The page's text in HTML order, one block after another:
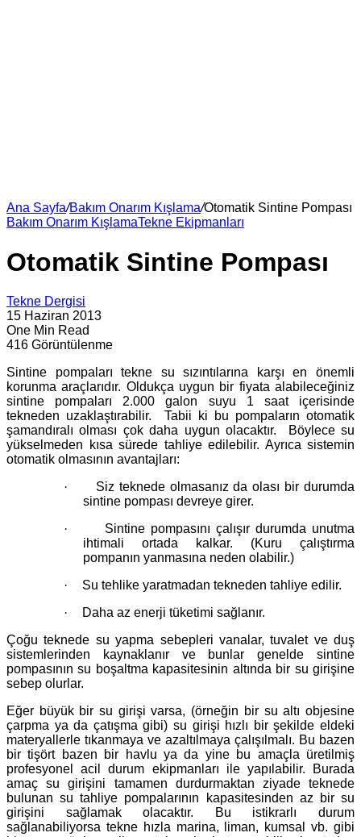
Ana Sayfa/Bakım Onarım Kışlama/Otomatik Sintine Pompası
Bakım Onarım KışlamaTekne Ekipmanları
Otomatik Sintine Pompası
Tekne Dergisi
15 Haziran 2013
One Min Read
416 Görüntülenme
Sintine pompaları tekne su sızıntılarına karşı en önemli
korunma araçlarıdır. Oldukça uygun bir fiyata alabileceğiniz
sintine pompaları 2.000 galon suyu 1 saat içerisinde
tekneden uzaklaştırabilir.
Tabii ki bu pompaların otomatik
şamandıralı olması çok daha uygun olacaktır.
Böylece su
yükselmeden kısa sürede tahliye edilebilir. Ayrıca sistemin
otomatik olmasının avantajları:
·
Siz teknede olmasanız da olası bir durumda
sintine pompası devreye girer.
·
Sintine pompasını çalışır durumda unutma
ihtimali ortada kalkar. (Kuru çalıştırma
pompanın yanmasına neden olabilir.)
·
Su tehlike yaratmadan tekneden tahliye edilir.
·
Daha az enerji tüketimi sağlanır.
Çoğu teknede su yapma sebepleri vanalar, tuvalet ve duş
sistemlerinden kaynaklanır ve bunlar genelde sintine
pompasının su boşaltma kapasitesinin altında bir su girişine
sebep olurlar.
Eğer büyük bir su girişi varsa, (örneğin bir su altı objesine
çarpma ya da çatışma gibi) su girişi hızlı bir şekilde eldeki
materyallerle tıkanmaya ve azaltılmaya çalışılmalı. Bu bazen
bir tişört bazen bir havlu ya da yine bu amaçla üretilmiş
profesyonel acil durum ekipmanları ile yapılabilir. Burada
amaç su girişini tamamen durdurmaktan ziyade teknede
bulunan su tahliye pompalarının kapasitesinden az bir su
girişini sağlamak olacaktır. Bu istikrarlı durum
sağlanabiliyorsa tekne hızla marina, liman, kumsal vb. gibi